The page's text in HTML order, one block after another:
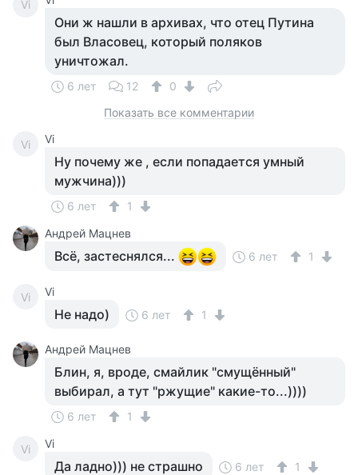
Vi
Они ж нашли в архивах, что отец Путина
был Власовец, который поляков
уничтожал.
6 лет 12
0
Показать все комментарии
Vi Vi
Ну почему же , если попадается умный
мужчина)))
6 лет
1
Андрей Мацнев
Всё, застеснялся... 6 лет 1
Vi Vi
Не надо) 6 лет 1
Андрей Мацнев
Блин, я, вроде, смайлик "смущённый"
выбирал, а тут "ржущие" какие-то...))))
6 лет 1
Vi Vi
Да ладно))) не страшно 6 лет 1